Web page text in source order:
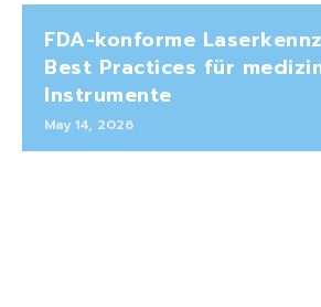
FDA-konforme
Best Practices für
Instrumente
May 14, 2026